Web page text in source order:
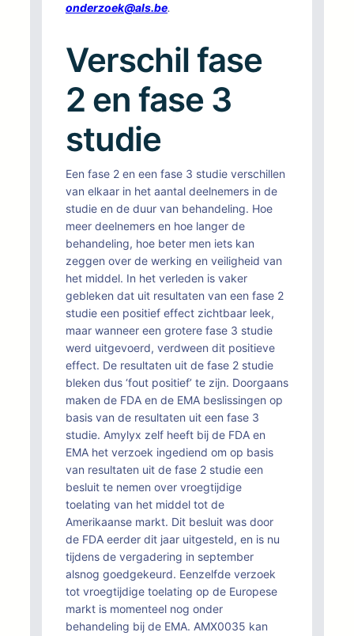
onderzoek@als.be.
Verschil fase
2 en fase 3
studie
Een fase 2 en een fase 3 studie verschillen
van elkaar in het aantal deelnemers in de
studie en de duur van behandeling. Hoe
meer deelnemers en hoe langer de
behandeling, hoe beter men iets kan
zeggen over de werking en veiligheid van
het middel. In het verleden is vaker
gebleken dat uit resultaten van een fase 2
studie een positief effect zichtbaar leek,
maar wanneer een grotere fase 3 studie
werd uitgevoerd, verdween dit positieve
effect. De resultaten uit de fase 2 studie
bleken dus ‘fout positief’ te zijn. Doorgaans
maken de FDA en de EMA beslissingen op
basis van de resultaten uit een fase 3
studie. Amylyx zelf heeft bij de FDA en
EMA het verzoek ingediend om op basis
van resultaten uit de fase 2 studie een
besluit te nemen over vroegtijdige
toelating van het middel tot de
Amerikaanse markt. Dit besluit was door
de FDA eerder dit jaar uitgesteld, en is nu
tijdens de vergadering in september
alsnog goedgekeurd. Eenzelfde verzoek
tot vroegtijdige toelating op de Europese
markt is momenteel nog onder
behandeling bij de EMA. AMX0035 kan